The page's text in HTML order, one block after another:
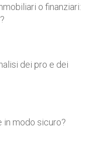
o finanziari:
dei pro e dei
in modo sicuro?